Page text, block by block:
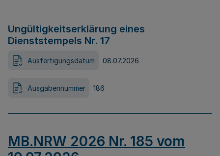
Ungültigkeitserklärung eines
Dienststempels Nr. 17
Ausfertigungsdatum 08.07.2026
Ausgabennummer 186
MB.NRW 2026 Nr. 185 vom